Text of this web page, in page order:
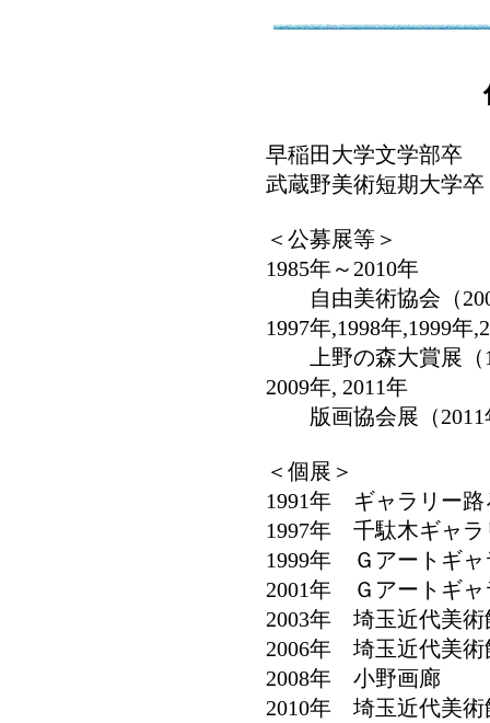
早稲田大学文学部卒
武蔵野美術短期大学卒
＜公募展等＞
1985年～2010年
自由美術協会（
1997年,1998年,1999年
上野の森大賞展（
2009年, 2011年
版画協会展（2011
＜個展＞
1991年 ギャラリー路
1997年 千駄木ギャラ
1999年 Ｇアートギャ
2001年 Ｇアートギャ
2003年 埼玉近代美術
2006年 埼玉近代美術
2008年 小野画廊
2010年 埼玉近代美術